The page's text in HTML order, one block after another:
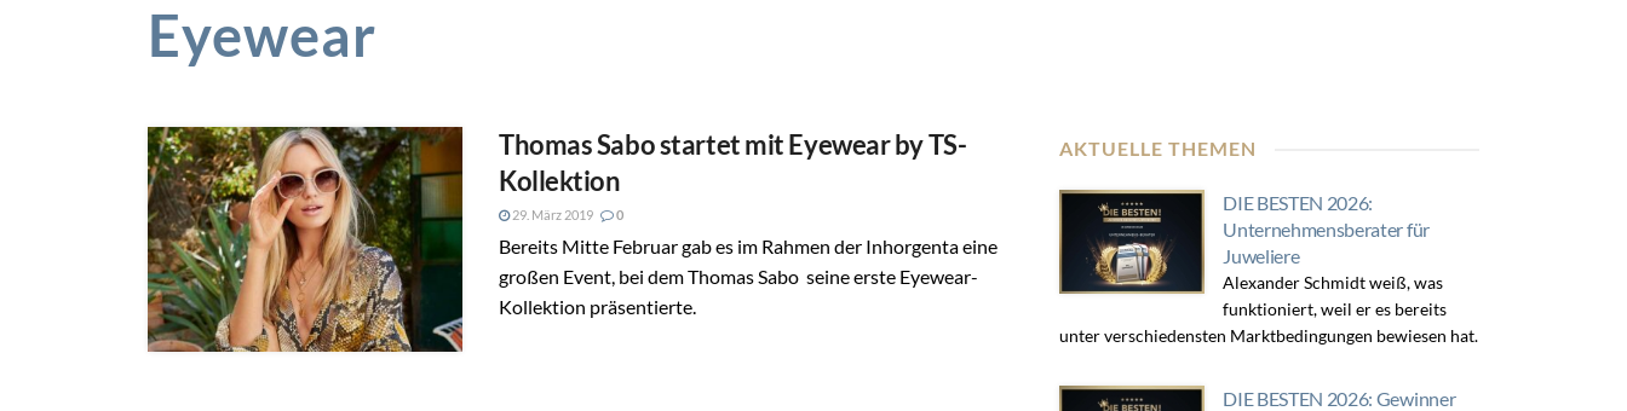
Eyewear
Thomas Sabo startet mit Eyewear by TS-
Kollektion
29. März 2019 0
Bereits Mitte Februar gab es im Rahmen der Inhorgenta eine
großen Event, bei dem Thomas Sabo seine erste Eyewear-
Kollektion präsentierte.
AKTUELLE THEMEN
DIE BESTEN 2026:
Unternehmensberater für
Juweliere
Alexander Schmidt weiß, was
funktioniert, weil er es bereits
unter verschiedensten Marktbedingungen bewiesen hat.
DIE BESTEN 2026: Gewinner